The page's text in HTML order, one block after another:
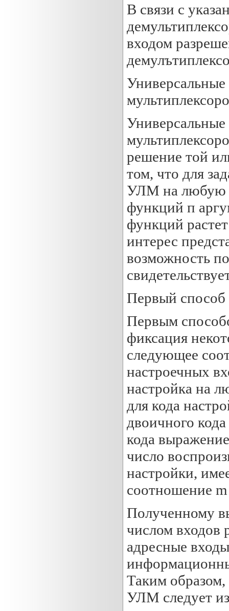
В связи с
входом
решение той
том, что для
УЛМ на любую
функций п
функций
интерес
возможность
Первый
Первым
фиксация
следующее
настроечных
настройка на
для кода
двоичного
кода
число
настройки,
соотношение
Полученному
числом входов
адресные
Таким образом,
УЛМ следует